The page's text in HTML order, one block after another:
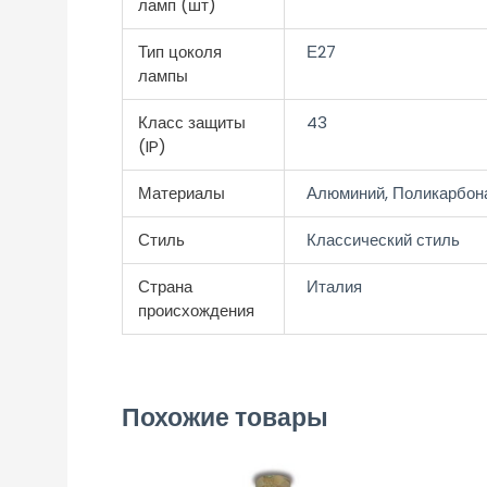
ламп (шт)
Тип цоколя
лампы
Е27
Класс защиты
(IP)
43
Материалы Алюминий,
Стиль Классический стиль
Страна
происхождения
Италия
Похожие товары